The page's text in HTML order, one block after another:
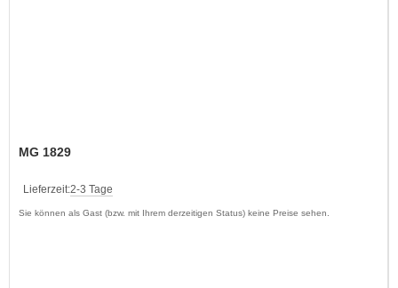
MG 1829
Lieferzeit:2-3 Tage
Sie können als Gast (bzw. mit Ihrem derzeitigen Status) keine Preise sehen.